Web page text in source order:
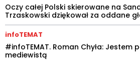
Oczy całej Polski skierowane na
Trzaskowski dziękował za oddane
infoTEMAT
#infoTEMAT. Roman Chyła: Jestem
mediewistą